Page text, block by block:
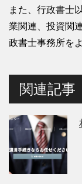
また、行政書士
業関連、投資関
政書士事務所を
関連記事